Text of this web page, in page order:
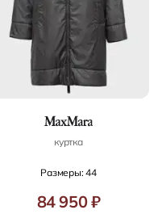
куртка
Размеры: 44
84 950 ₽